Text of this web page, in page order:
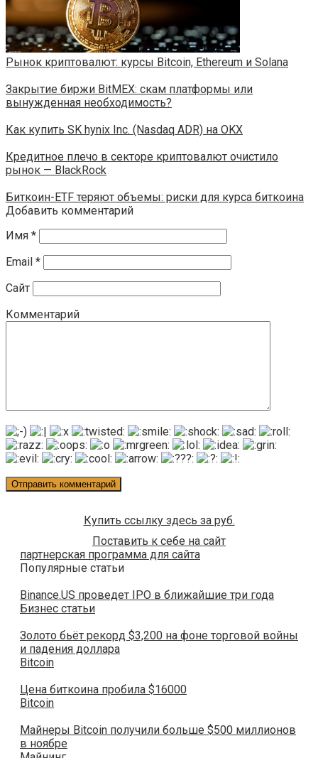
Рынок криптовалют: курсы Bitcoin, Ethereum и Solana
Закрытие биржи BitMEX: скам платформы или
вынужденная необходимость?
Как купить SK hynix Inc. (Nasdaq ADR) на OKX
Кредитное плечо в секторе криптовалют очистило
рынок — BlackRock
Биткоин-ETF теряют объемы: риски для курса биткоина
Добавить комментарий
Имя *
Email *
Сайт
Комментарий
Купить ссылку здесь за руб.
Поставить к себе на сайт
партнерская программа для сайта
Популярные статьи
Binance.US проведет IPO в ближайшие три года
Бизнес статьи
Золото бьёт рекорд $3,200 на фоне торговой войны
и падения доллара
Bitcoin
Цена биткоина пробила $16000
Bitcoin
Майнеры Bitcoin получили больше $500 миллионов
в ноябре